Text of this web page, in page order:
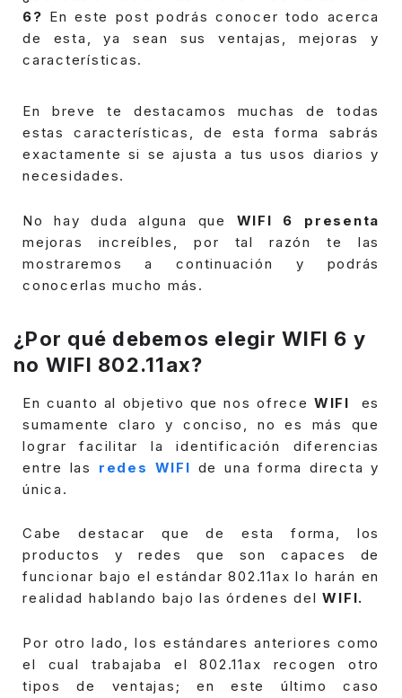
6? En este post podrás conocer todo acerca
de esta, ya sean sus ventajas, mejoras y
características.
En breve te destacamos muchas de todas
estas características, de esta forma sabrás
exactamente si se ajusta a tus usos diarios y
necesidades.
No hay duda alguna que WIFI 6 presenta
mejoras increíbles, por tal razón te las
mostraremos a continuación y podrás
conocerlas mucho más.
¿Por qué debemos elegir WIFI 6 y
no WIFI 802.11ax?
En cuanto al objetivo que nos ofrece WIFI es
sumamente claro y conciso, no es más que
lograr facilitar la identificación diferencias
entre las redes WIFI de una forma directa y
única.
Cabe destacar que de esta forma, los
productos y redes que son capaces de
funcionar bajo el estándar 802.11ax lo harán en
realidad hablando bajo las órdenes delWIFI.
Por otro lado, los estándares anteriores como
el cual trabajaba el 802.11ax recogen otro
tipos de ventajas; en este último caso